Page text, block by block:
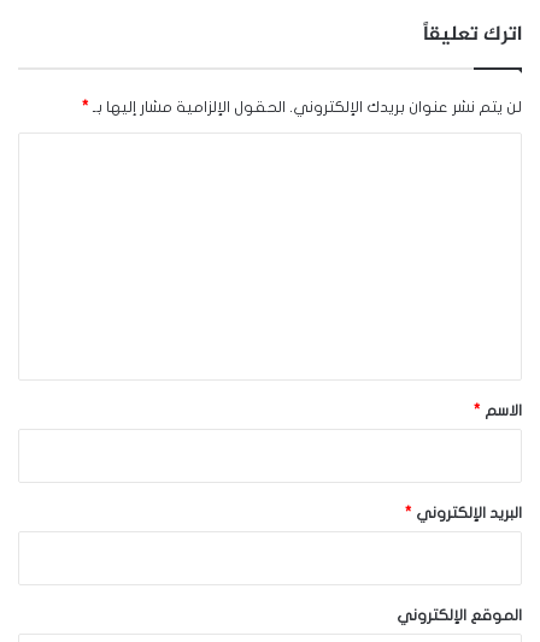
اترك تعليقاً
لن يتم نشر عنوان بريدك الإلكتروني. الحقول الإلزامية مشار إليها بـ *
*الاسم *
البريد الإلكتروني *
الموقع الإلكتروني